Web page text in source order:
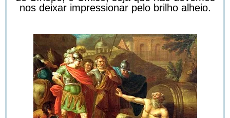
nos deixar impressionar pelo brilho alheio.